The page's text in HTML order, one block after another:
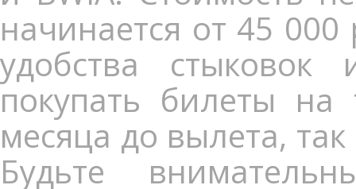
начинается от 45
удобства
покупать билеты
месяца до вылета,
Будьте